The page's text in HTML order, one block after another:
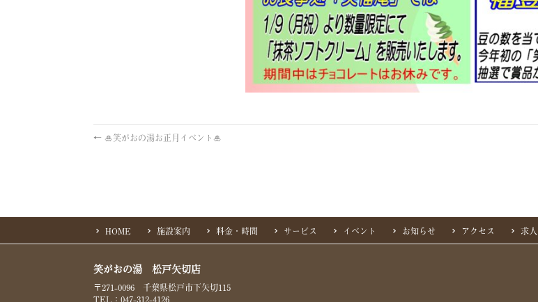
← 🎍笑がおの湯お正月イベント🎍
HOME 施設案内 料金・時間 サービス イベント お知らせ アクセス 求人
笑がおの湯 松戸矢切店
〒271-0096 千葉県松戸市下矢切115
TEL：047-312-4126